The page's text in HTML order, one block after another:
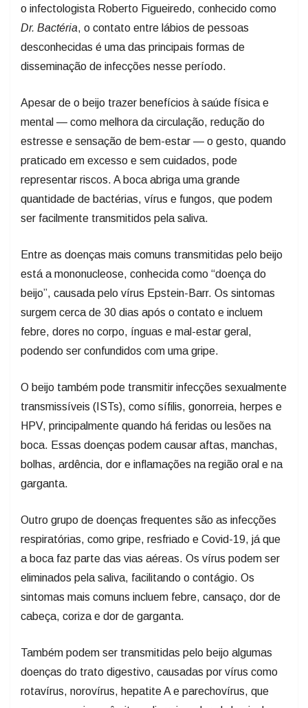
o infectologista Roberto Figueiredo, conhecido como
Dr. Bactéria, o contato entre lábios de pessoas
desconhecidas é uma das principais formas de
disseminação de infecções nesse período.
Apesar de o beijo trazer benefícios à saúde física e
mental — como melhora da circulação, redução do
estresse e sensação de bem-estar — o gesto, quando
praticado em excesso e sem cuidados, pode
representar riscos. A boca abriga uma grande
quantidade de bactérias, vírus e fungos, que podem
ser facilmente transmitidos pela saliva.
Entre as doenças mais comuns transmitidas pelo beijo
está a mononucleose, conhecida como “doença do
beijo”, causada pelo vírus Epstein-Barr. Os sintomas
surgem cerca de 30 dias após o contato e incluem
febre, dores no corpo, ínguas e mal-estar geral,
podendo ser confundidos com uma gripe.
O beijo também pode transmitir infecções sexualmente
transmissíveis (ISTs), como sífilis, gonorreia, herpes e
HPV, principalmente quando há feridas ou lesões na
boca. Essas doenças podem causar aftas, manchas,
bolhas, ardência, dor e inflamações na região oral e na
garganta.
Outro grupo de doenças frequentes são as infecções
respiratórias, como gripe, resfriado e Covid-19, já que
a boca faz parte das vias aéreas. Os vírus podem ser
eliminados pela saliva, facilitando o contágio. Os
sintomas mais comuns incluem febre, cansaço, dor de
cabeça, coriza e dor de garganta.
Também podem ser transmitidas pelo beijo algumas
doenças do trato digestivo, causadas por vírus como
rotavírus, norovírus, hepatite A e parechovírus, que